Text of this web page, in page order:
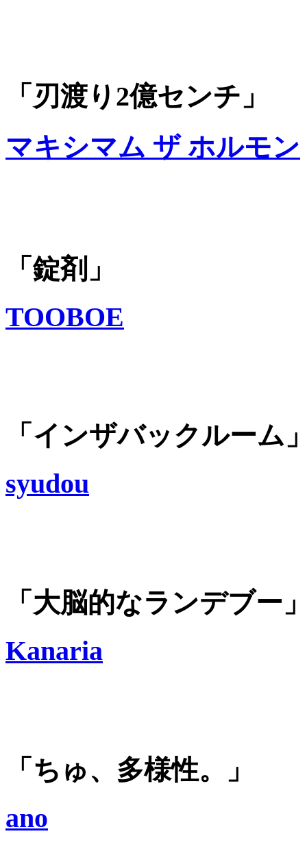
「刃渡り2億センチ」
マキシマム ザ ホルモン
「錠剤」
TOOBOE
「インザバックルーム
syudou
「大脳的なランデブー
Kanaria
「ちゅ、多様性。」
ano